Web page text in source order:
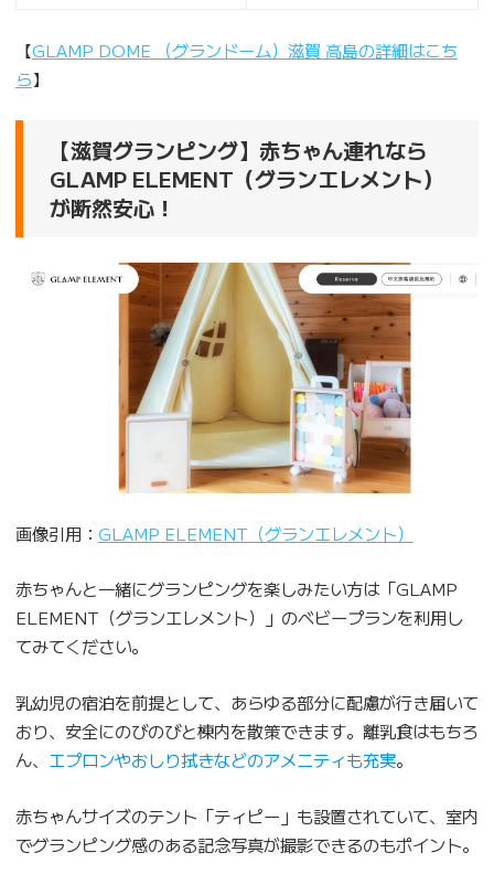
【GLAMP DOME （グランドーム）滋賀 高島の詳細はこち
ら】
【滋賀グランピング】赤ちゃん連れなら
GLAMP ELEMENT（グランエレメント）
が断然安心！
画像引用： GLAMP ELEMENT（グランエレメント）
赤ちゃんと一緒にグランピングを楽しみたい方は「GLAMP
ELEMENT（グランエレメント）」のベビープランを利用し
てみてください。
乳幼児の宿泊を前提として、あらゆる部分に配慮が行き届いて
おり、安全にのびのびと棟内を散策できます。離乳食はもちろ
ん、 エプロンやおしり拭きなどのアメニティも充実。
赤ちゃんサイズのテント「ティピー」も設置されていて、室内
でグランピング感のある記念写真が撮影できるのもポイント。